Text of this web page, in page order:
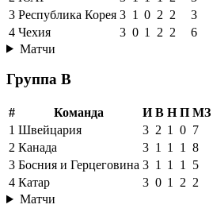
3 Республика Корея 3 1 0 2 2 3
4 Чехия 3 0 1 2 2 6
Матчи
Группа B
# Команда И В Н П МЗ
1 Швейцария 3 2 1 0 7
2 Канада 3 1 1 1 8
3 Босния и Герцеговина 3 1 1 1 5
4 Катар 3 0 1 2 2
Матчи